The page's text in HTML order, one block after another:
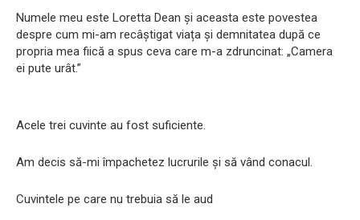
Numele meu este Loretta Dean și aceasta este povestea
despre cum mi-am recâștigat viața și demnitatea după ce
propria mea fiică a spus ceva care m-a zdruncinat: „Camera
ei pute urât.”
Acele trei cuvinte au fost suficiente.
Am decis să-mi împachetez lucrurile și să vând conacul.
Cuvintele pe care nu trebuia să le aud